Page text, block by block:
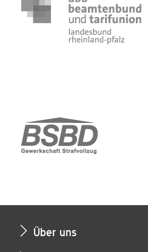
Über uns